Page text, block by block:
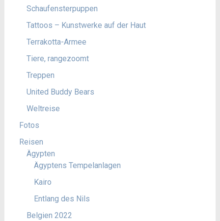
Schaufensterpuppen
Tattoos – Kunstwerke auf der Haut
Terrakotta-Armee
Tiere, rangezoomt
Treppen
United Buddy Bears
Weltreise
Fotos
Reisen
Ägypten
Ägyptens Tempelanlagen
Kairo
Entlang des Nils
Belgien 2022